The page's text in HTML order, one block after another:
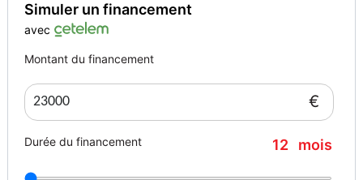
Simuler un financement
avec
Montant du financement
€
Durée du financement 12 mois